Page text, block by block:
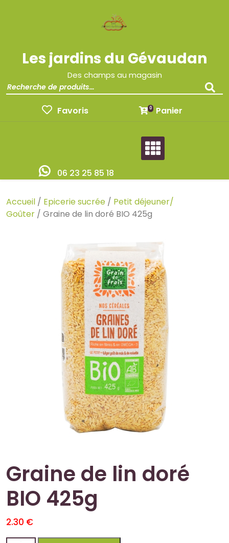
Les jardins du Gévaudan
Des champs au magasin
Favoris 0 Panier
06 23 25 85 18
Accueil / Epicerie sucrée / Petit déjeuner/
Goûter / Graine de lin doré BIO 425g
Graine de lin doré
BIO 425g
2.30 €